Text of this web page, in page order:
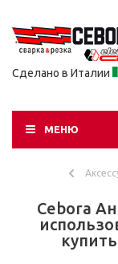
Сделано в Италии
МЕНЮ
Cebora